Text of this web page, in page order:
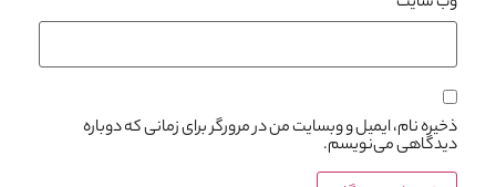
ذخیره نام، ایمیل و وبسایت من در مرورگر برای زمانی که دوباره
دیدگاهی می‌نویسم.